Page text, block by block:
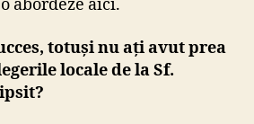
abordeze aici.
totuși nu ați avut prea
locale de la Sf.